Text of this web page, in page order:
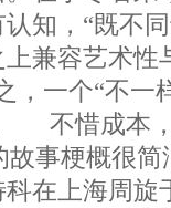
知，“既不
兼容艺术性
，一个“不一
, 不惜成本
事梗概很简
在上海周旋